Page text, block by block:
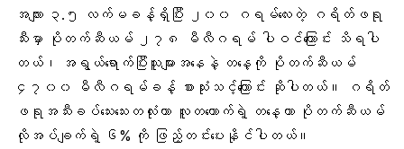
အလျား ၃.၅ လက်မခန့်ရှိပြီး ၂၀၀ ဂရမ်လေးတဲ့ ဂရိတ်ဖရု
သီးမှာ ပိုတက်ဆီယမ် ၂၇၈ မီလီဂရမ် ပါဝင်ကြောင်း သိရပါ
တယ်၊ အရွယ်ရောက်ပြီးသူများအနေနဲ့ တနေ့ကို ပိုတက်ဆီယမ်
၄၇၀၀ မီလီဂရမ်ခန့် စားသုံးသင့်ကြောင်း ဆိုပါတယ်။ ဂရိတ်
ဖရုအသီးခပ်သေးသေးတလုံးဟာ လူတယောက်ရဲ့ တနေ့တာ ပိုတက်ဆီယမ်
လိုအပ်ချက်ရဲ့ ၆% ကို ဖြည့်တင်းပေးနိုင်ပါတယ်။